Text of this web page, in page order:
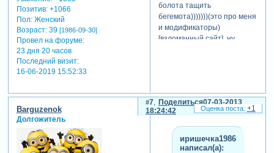
Позитив: +1066
Пол:Женский
Возраст:39 [1986-09-30]
Провел на форуме:
23 дня 20 часов
Последний визит:
16-06-2019 15:52:33
болота тащить
бегемота)))))))(это про меня
и модификаторы)
[взломанный сайт] ну
очень важно!
Поделиться
7
07-03-2013
18:24:42
Barguzenok
Долгожитель
иришечка1986
написал(а):
+1